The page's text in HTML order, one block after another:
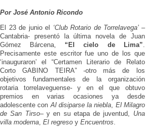
Por José Antonio Ricondo
El 23 de junio el ‘Club Rotario de Torrelavega’ –
Cantabria- presentó la última novela de Juan
Gómez Bárcena, “El cielo de Lima”.
Precisamente este escritor fue uno de los que
‘inauguraron’ el “Certamen Literario de Relato
Corto GABINO TEIRA” -otro más de los
objetivos fundamentales de la organización
rotaria torrelaveguense- y en el que obtuvo
premios en varias ocasiones ya desde
adolescente conAl disiparse la niebla, El Milagro
de San Tirso– y en su etapa de juventud, Una
villa moderna, El regreso y Encuentros.